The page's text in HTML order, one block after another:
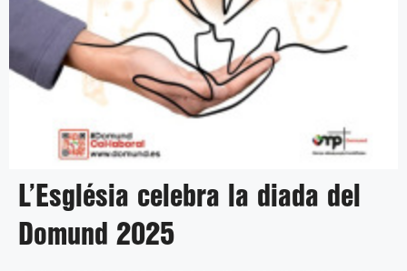
L’Església celebra la diada del
Domund 2025